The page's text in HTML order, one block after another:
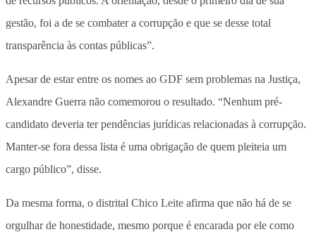
gestão, foi a de se combater a corrupção e que se desse total
transparência às contas públicas”.
Apesar de estar entre os nomes ao GDF sem problemas na Justiça,
Alexandre Guerra não comemorou o resultado. “Nenhum pré-
candidato deveria ter pendências jurídicas relacionadas à corrupção.
Manter-se fora dessa lista é uma obrigação de quem pleiteia um
cargo público”, disse.
Da mesma forma, o distrital Chico Leite afirma que não há de se
orgulhar de honestidade, mesmo porque é encarada por ele como